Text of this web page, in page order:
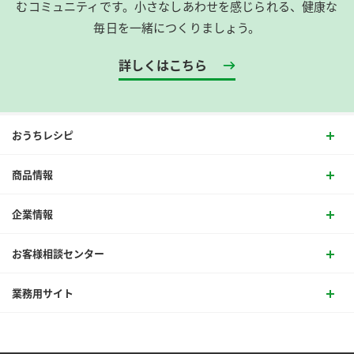
むコミュニティです。​小さなしあわせを感じられる、健康な
毎日を一緒につくりましょう。
詳しくはこちら
おうちレシピ
商品情報
企業情報
お客様相談センター
業務用サイト